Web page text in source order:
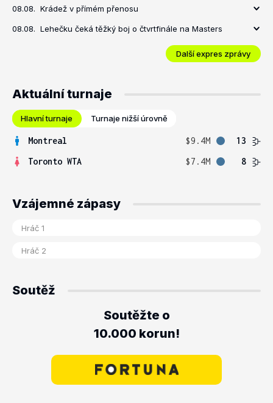
08.08. Krádež v přímém přenosu
08.08. Lehečku čeká těžký boj o čtvrtfinále na Masters
Další expres zprávy
Aktuální turnaje
Hlavní turnaje Turnaje nižší úrovně
Montreal $9.4M
13
Toronto WTA
$7.4M 8
Vzájemné zápasy
Soutěž
Soutěžte o
10.000 korun!